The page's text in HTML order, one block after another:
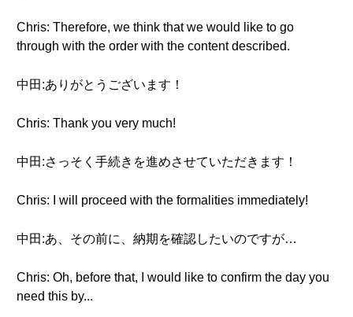
Chris: Therefore, we think that we would like to go
through with the order with the content described.
中田:ありがとうございます！
Chris: Thank you very much!
中田:さっそく手続きを進めさせていただきます！
Chris: I will proceed with the formalities immediately!
中田:あ、その前に、納期を確認したいのですが…
Chris: Oh, before that, I would like to confirm the day you
need this by...